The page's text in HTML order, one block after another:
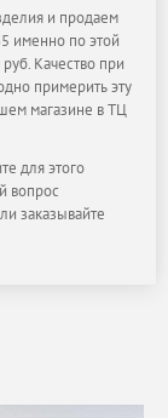
и продаем
именно по этой
Качество при
примерить эту
магазине в ТЦ
для этого
вопрос
заказывайте